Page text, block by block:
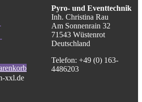
Pyro- und Eventtechnik
Inh. Christina Rau
Am Sonnenrain 32
71543 Wüstenrot
Deutschland
Telefon: +49 (0) 163-
4486203
xxl.de